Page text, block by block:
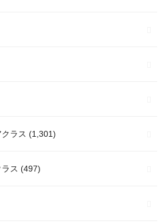
ラス (1,301)
ス (497)